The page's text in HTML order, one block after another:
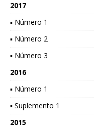
2017
▪ Número 1
▪ Número 2
▪ Número 3
2016
▪ Número 1
▪ Suplemento 1
2015